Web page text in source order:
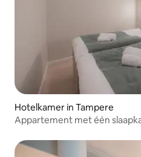
Hotelkamer in Tampere
Appartement met één